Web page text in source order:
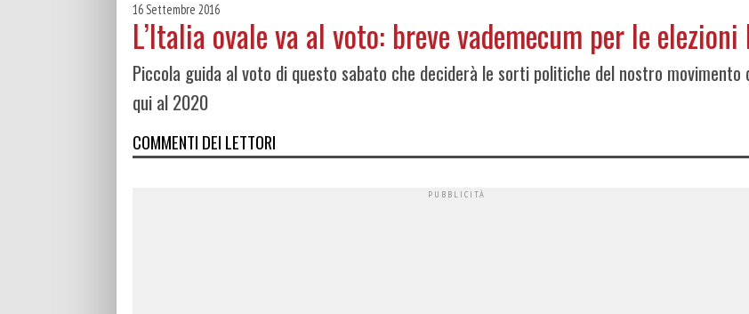
16 Settembre 2016
L’Italia ovale va al voto: breve vademecum per le elezioni
Piccola guida al voto di questo sabato che deciderà le sorti politiche del nostro movimento
qui al 2020
COMMENTI DEI LETTORI